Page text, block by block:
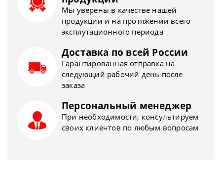
Мы уверены в качестве нашей
продукции и на протяжении всего
эксплутационного периода
Доставка по всей России
Гарантированная отправка на
следующий рабочий день после
заказа
Персональный менеджер
При необходимости, консультируем
своих клиентов по любым вопросам